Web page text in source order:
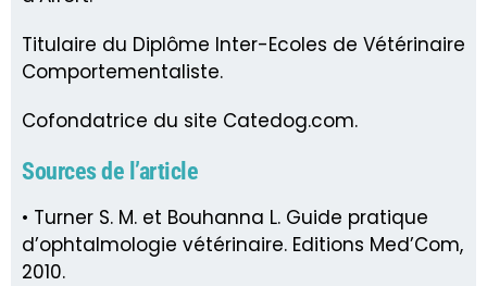
Titulaire du Diplôme Inter-Ecoles de Vétérinaire
Comportementaliste.
Cofondatrice du site Catedog.com.
Sources de l’article
• Turner S. M. et Bouhanna L. Guide pratique
d’ophtalmologie vétérinaire. Editions Med’Com,
2010.